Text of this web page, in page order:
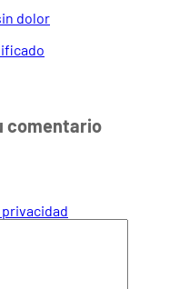
dolor
comentario